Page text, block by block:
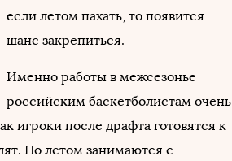
если летом пахать, то появится
шанс закрепиться.
Именно работы в межсезонье
российским баскетболистам очень
игроки после драфта готовятся к
Но летом занимаются с